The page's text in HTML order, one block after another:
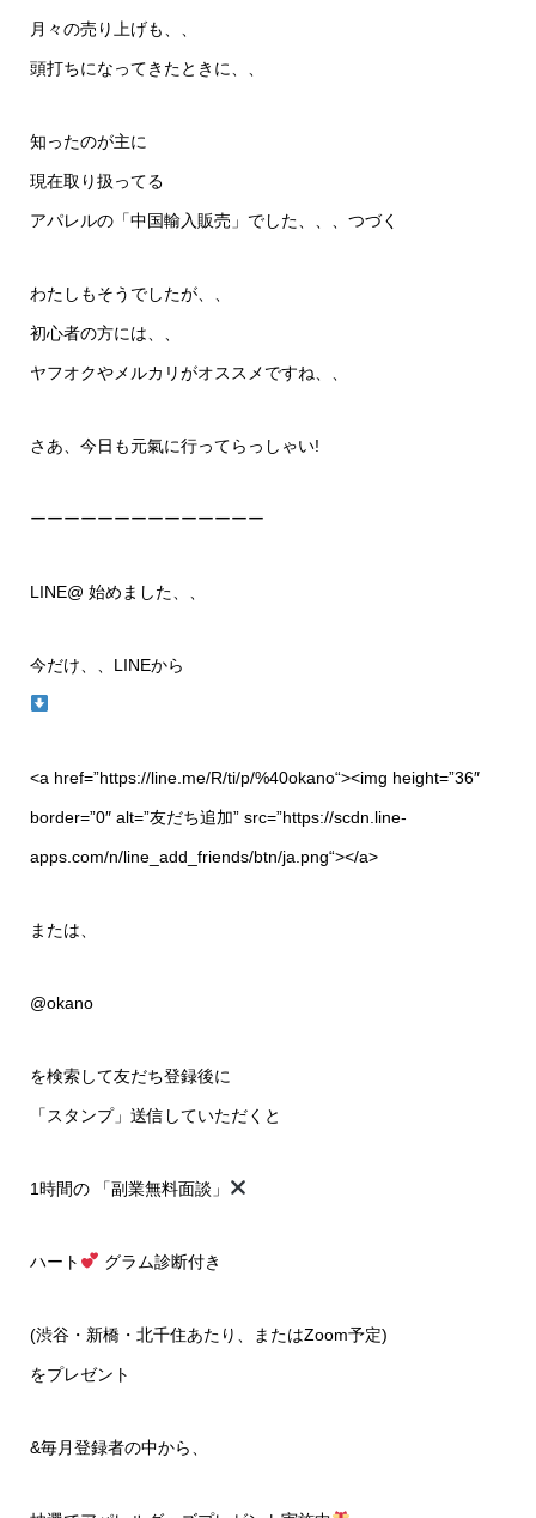
月々の売り上げも、、
頭打ちになってきたときに、、
知ったのが主に
現在取り扱ってる
アパレルの「中国輸入販売」でした、、、つづく
わたしもそうでしたが、、
初心者の方には、、
ヤフオクやメルカリがオススメですね、、
さあ、今日も元氣に行ってらっしゃい!
ーーーーーーーーーーーーーー
LINE@ 始めました、、
今だけ、、LINEから
<a href=”https://line.me/R/ti/p/%40okano“><img height=”36″
border=”0″ alt=”友だち追加” src=”https://scdn.line-
apps.com/n/line_add_friends/btn/ja.png“></a>
または、
@okano
を検索して友だち登録後に
「スタンプ」送信していただくと
1時間の 「副業無料面談」
ハート グラム診断付き
(渋谷・新橋・北千住あたり、またはZoom予定)
をプレゼント
&毎月登録者の中から、